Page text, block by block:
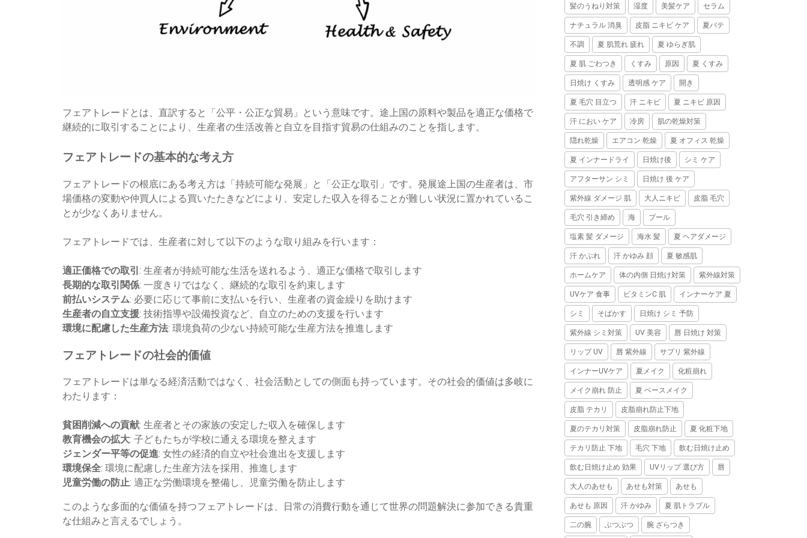
フェアトレードとは、直訳すると「公平・公正な貿易」という意味です。途上国の原料や製品を適正な価格で
継続的に取引することにより、生産者の生活改善と自立を目指す貿易の仕組みのことを指します。
フェアトレードの基本的な考え方
フェアトレードの根底にある考え方は「持続可能な発展」と「公正な取引」です。発展途上国の生産者は、市
場価格の変動や仲買人による買いたたきなどにより、安定した収入を得ることが難しい状況に置かれているこ
とが少なくありません。
フェアトレードでは、生産者に対して以下のような取り組みを行います：
適正価格での取引 : 生産者が持続可能な生活を送れるよう、適正な価格で取引します
長期的な取引関係: 一度きりではなく、継続的な取引を約束します
前払いシステム: 必要に応じて事前に支払いを行い、生産者の資金繰りを助けます
生産者の自立支援: 技術指導や設備投資など、自立のための支援を行います
環境に配慮した生産方法: 環境負荷の少ない持続可能な生産方法を推進します
フェアトレードの社会的価値
フェアトレードは単なる経済活動ではなく、社会活動としての側面も持っています。その社会的価値は多岐に
わたります：
貧困削減への貢献: 生産者とその家族の安定した収入を確保します
教育機会の拡大: 子どもたちが学校に通える環境を整えます
ジェンダー平等の促進: 女性の経済的自立や社会進出を支援します
環境保全: 環境に配慮した生産方法を採用、推進します
児童労働の防止: 適正な労働環境を整備し、児童労働を防止します
このような多面的な価値を持つフェアトレードは、日常の消費行動を通じて世界の問題解決に参加できる貴重
な仕組みと言えるでしょう。
髪のうねり対策 湿度 美髪ケア セラム
ナチュラル 消臭 皮脂 ニキビ ケア 夏バテ
不調 夏 肌荒れ 疲れ 夏 ゆらぎ肌
夏 肌 ごわつき くすみ 原因 夏 くすみ
日焼け くすみ 透明感 ケア 開き
夏 毛穴 目立つ 汗 ニキビ 夏 ニキビ 原因
汗 におい ケア 冷房 肌の乾燥対策
隠れ乾燥 エアコン 乾燥 夏 オフィス 乾燥
夏 インナードライ 日焼け後 シミ ケア
アフターサン シミ 日焼け 後 ケア
紫外線 ダメージ 肌 大人ニキビ 皮脂 毛穴
毛穴 引き締め 海 プール
塩素 髪 ダメージ 海水 髪 夏 ヘアダメージ
汗 かぶれ 汗 かゆみ 顔 夏 敏感肌
ホームケア 体の内側 日焼け対策 紫外線対策
UVケア 食事 ビタミンC 肌 インナーケア 夏
シミ そばかす 日焼け シミ 予防
紫外線 シミ対策 UV 美容 唇 日焼け 対策
リップ UV 唇 紫外線 サプリ 紫外線
インナーUVケア 夏メイク 化粧崩れ
メイク崩れ 防止 夏 ベースメイク
皮脂 テカリ 皮脂崩れ防止下地
夏のテカリ対策 皮脂崩れ防止 夏 化粧下地
テカリ防止 下地 毛穴 下地 飲む日焼け止め
飲む日焼け止め 効果 UVリップ 選び方 唇
大人のあせも あせも対策 あせも
あせも 原因 汗 かゆみ 夏 肌トラブル
二の腕 ぶつぶつ 腕 ざらつき